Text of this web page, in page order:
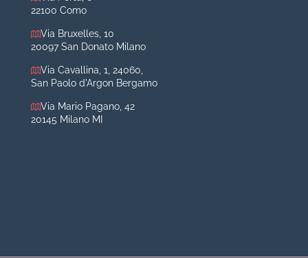
Rinoplastica
Medicina estetica Milano
Acido ialuronico viso
Aumento labbra
Filler
22100 Como
Via Bruxelles, 10
20097 San Donato Milano
Via Cavallina, 1, 24060,
San Paolo d'Argon Bergamo
Via Mario Pagano, 42
20145 Milano MI